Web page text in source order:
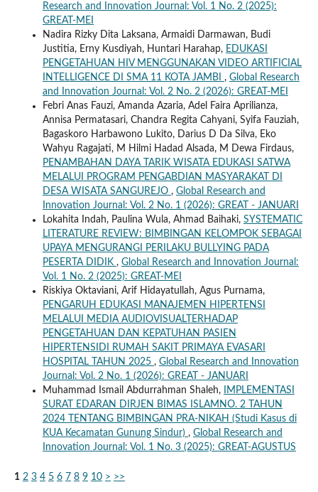
Research and Innovation Journal: Vol. 1 No. 2 (2025):
GREAT-MEI
Nadira Rizky Dita Laksana, Armaidi Darmawan, Budi
Justitia, Erny Kusdiyah, Huntari Harahap, EDUKASI
PENGETAHUAN HIV MENGGUNAKAN VIDEO ARTIFICIAL
INTELLIGENCE DI SMA 11 KOTA JAMBI , Global Research
and Innovation Journal: Vol. 2 No. 2 (2026): GREAT-MEI
Febri Anas Fauzi, Amanda Azaria, Adel Faira Aprilianza,
Annisa Permatasari, Chandra Regita Cahyani, Syifa Fauziah,
Bagaskoro Harbawono Lukito, Darius D Da Silva, Eko
Wahyu Ragajati, M Hilmi Hadad Alsada, M Dewa Firdaus,
PENAMBAHAN DAYA TARIK WISATA EDUKASI SATWA
MELALUI PROGRAM PENGABDIAN MASYARAKAT DI
DESA WISATA SANGUREJO , Global Research and
Innovation Journal: Vol. 2 No. 1 (2026): GREAT - JANUARI
Lokahita Indah, Paulina Wula, Ahmad Baihaki, SYSTEMATIC
LITERATURE REVIEW: BIMBINGAN KELOMPOK SEBAGAI
UPAYA MENGURANGI PERILAKU BULLYING PADA
PESERTA DIDIK , Global Research and Innovation Journal:
Vol. 1 No. 2 (2025): GREAT-MEI
Riskiya Oktaviani, Arif Hidayatullah, Agus Purnama,
PENGARUH EDUKASI MANAJEMEN HIPERTENSI
MELALUI MEDIA AUDIOVISUALTERHADAP
PENGETAHUAN DAN KEPATUHAN PASIEN
HIPERTENSIDI RUMAH SAKIT PRIMAYA EVASARI
HOSPITAL TAHUN 2025 , Global Research and Innovation
Journal: Vol. 2 No. 1 (2026): GREAT - JANUARI
Muhammad Ismail Abdurrahman Shaleh,
IMPLEMENTASI
SURAT EDARAN DIRJEN BIMAS ISLAMNO. 2 TAHUN
2024 TENTANG BIMBINGAN PRA-NIKAH (Studi Kasus di
KUA Kecamatan Gunung Sindur) , Global Research and
Innovation Journal: Vol. 1 No. 3 (2025): GREAT-AGUSTUS
1 2 3 4 5 6 7 8 9 10 > >>